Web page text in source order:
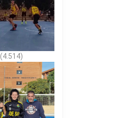
(4.514)